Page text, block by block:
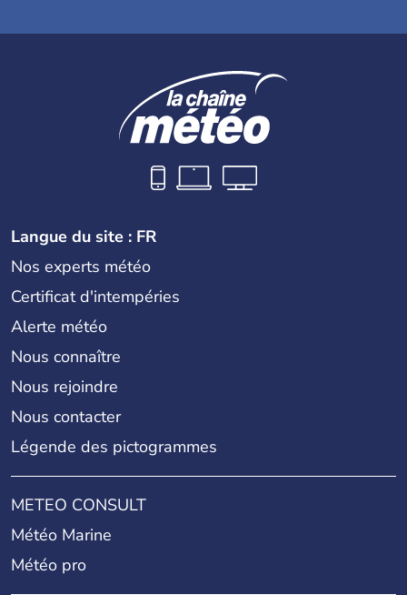
Langue du site : FR
Nos experts météo
Certificat d'intempéries
Alerte météo
Nous connaître
Nous rejoindre
Nous contacter
Légende des pictogrammes
METEO CONSULT
Météo Marine
Météo pro